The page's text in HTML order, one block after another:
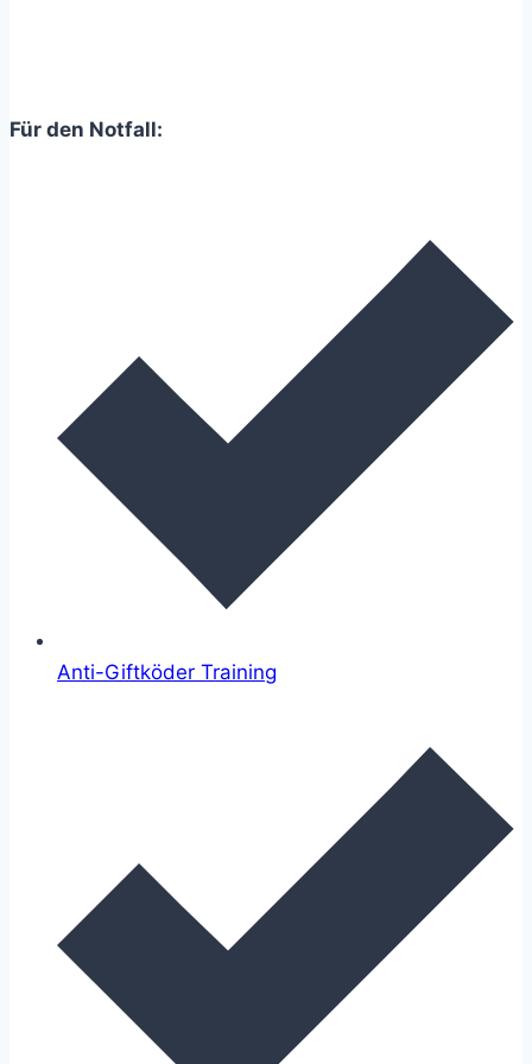
Für den Notfall:
Anti-Giftköder Training